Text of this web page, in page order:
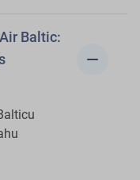
Baltic:
remove